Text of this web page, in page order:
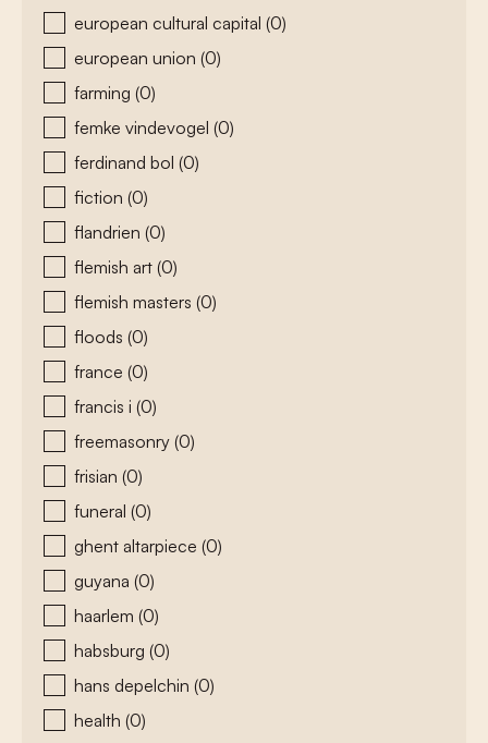
european cultural capital (0)
european union (0)
farming (0)
femke vindevogel (0)
ferdinand bol (0)
fiction (0)
flandrien (0)
flemish art (0)
flemish masters (0)
floods (0)
france (0)
francis i (0)
freemasonry (0)
frisian (0)
funeral (0)
ghent altarpiece (0)
guyana (0)
haarlem (0)
habsburg (0)
hans depelchin (0)
health (0)